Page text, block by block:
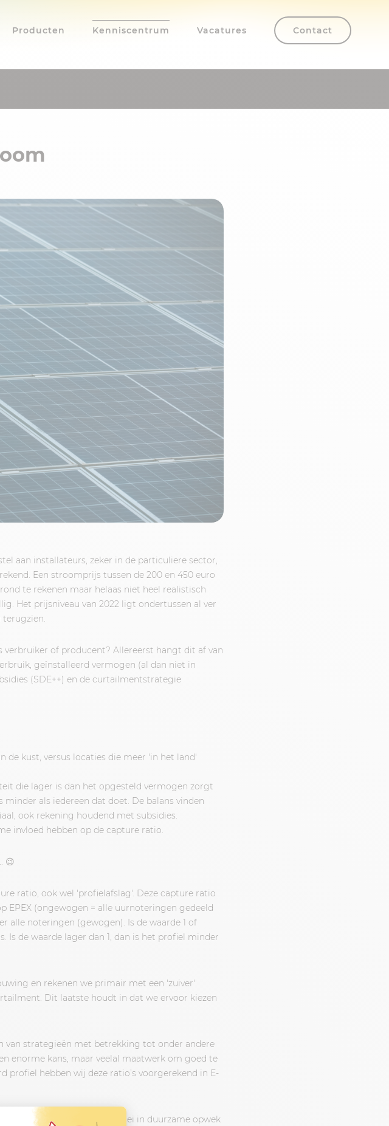
Producten Kenniscentrum Vacatures Contact
aan installateurs, zeker in de particuliere sector,
Een stroomprijs tussen de 200 en 450 euro
te rekenen maar helaas niet heel realistisch
Het prijsniveau van 2022 ligt ondertussen al ver
terugzien.
verbruiker of producent? Allereerst hangt dit af van
geïnstalleerd vermogen (al dan niet in
(SDE++) en de curtailmentstrategie
de kust, versus locaties die meer 'in het land'
die lager is dan het opgesteld vermogen zorgt
als iedereen dat doet. De balans vinden
ook rekening houdend met subsidies.
invloed hebben op de capture ratio.
😉
ratio, ook wel 'profielafslag'. Deze capture ratio
EPEX (ongewogen = alle uurnoteringen gedeeld
alle noteringen (gewogen). Is de waarde 1 of
Is de waarde lager dan 1, dan is het profiel minder
en rekenen we primair met een 'zuiver'
Dit laatste houdt in dat we ervoor kiezen
van strategieën met betrekking tot onder andere
enorme kans, maar veelal maatwerk om goed te
profiel hebben wij deze ratio’s voorgerekend in E-
door de flinke groei in duurzame opwek